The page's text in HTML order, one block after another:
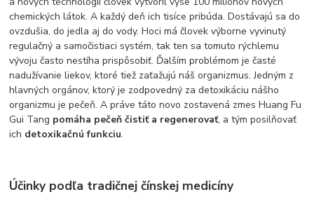
chemických látok. A každý deň ich tisíce pribúda. Dostávajú sa do
ovzdušia, do jedla aj do vody. Hoci má človek výborne vyvinutý
regulačný a samočistiaci systém, tak ten sa tomuto rýchlemu
vývoju často nestíha prispôsobiť. Ďalším problémom je časté
nadužívanie liekov, ktoré tiež zaťažujú náš organizmus. Jedným z
hlavných orgánov, ktorý je zodpovedný za detoxikáciu nášho
organizmu je pečeň. A práve táto novo zostavená zmes Huang Fu
Gui Tang pomáha pečeň čistiť a regenerovať, a tým posilňovať
ich detoxikačnú funkciu.
Účinky podľa tradičnej čínskej medicíny